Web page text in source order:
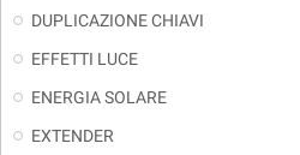
DUPLICAZIONE CHIAVI
EFFETTI LUCE
ENERGIA SOLARE
EXTENDER